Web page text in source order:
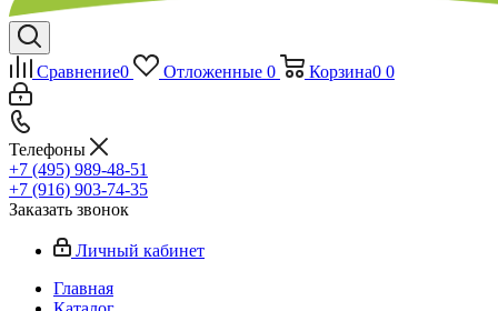
Сравнение0 Отложенные 0 Корзина0 0
Телефоны
+7 (495) 989-48-51
+7 (916) 903-74-35
Заказать звонок
Личный кабинет
Главная